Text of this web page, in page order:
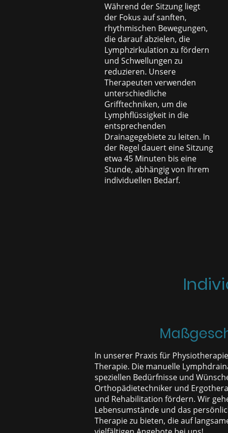
Während der Sitzung liegt
der Fokus auf sanften,
rhythmischen Bewegungen,
die darauf abzielen, die
Lymphzirkulation zu fördern
und Schwellungen zu
reduzieren. Unsere
Therapeuten verwenden
unterschiedliche
Grifftechniken, um die
Lymphflüssigkeit in die
entsprechenden
Drainagegebiete zu leiten. In
der Regel dauert eine Sitzung
etwa 45 Minuten bis eine
Stunde, abhängig von Ihrem
individuellen Bedarf.
In unserer Praxis für
Therapie. Die manuelle
speziellen Bedürfnisse und
Orthopädietechniker und
und Rehabilitation fördern. Wir
Lebensumstände und das
Therapie zu bieten, die auf